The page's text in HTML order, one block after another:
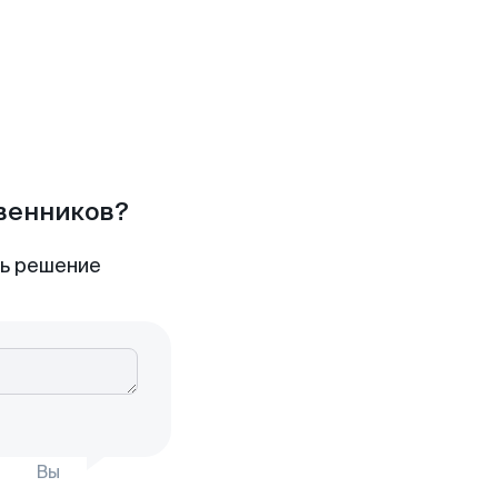
решение
Вы